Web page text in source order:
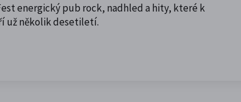
energický pub rock, nadhled a hity, které k
už několik desetiletí.